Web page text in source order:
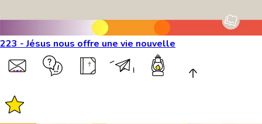
223 - Jésus nous offre une vie nouvelle